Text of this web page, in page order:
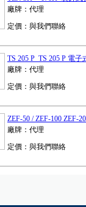
廠牌：代理
定價：與我們聯絡
TS 205 P TS 205 P 電
廠牌：代理
定價：與我們聯絡
ZEF-50 / ZEF-100 ZEF-
廠牌：代理
定價：與我們聯絡